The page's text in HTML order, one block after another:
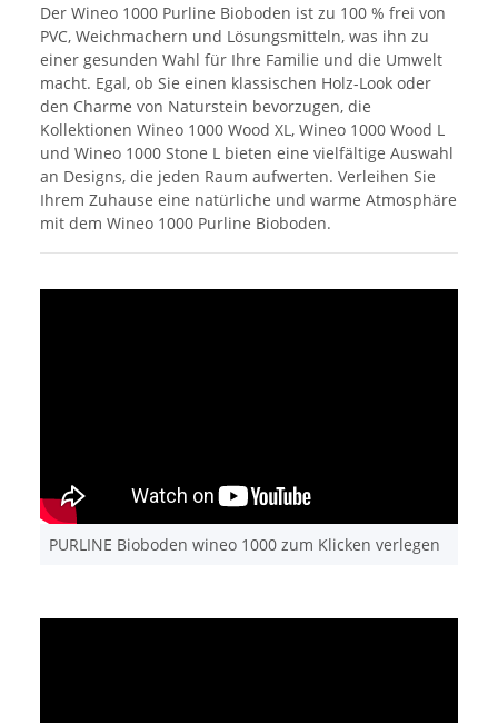
Der Wineo 1000 Purline Bioboden ist zu 100 % frei von
PVC, Weichmachern und Lösungsmitteln, was ihn zu
einer gesunden Wahl für Ihre Familie und die Umwelt
macht. Egal, ob Sie einen klassischen Holz-Look oder
den Charme von Naturstein bevorzugen, die
Kollektionen Wineo 1000 Wood XL, Wineo 1000 Wood L
und Wineo 1000 Stone L bieten eine vielfältige Auswahl
an Designs, die jeden Raum aufwerten. Verleihen Sie
Ihrem Zuhause eine natürliche und warme Atmosphäre
mit dem Wineo 1000 Purline Bioboden.
PURLINE Bioboden wineo 1000 zum Klicken verlegen